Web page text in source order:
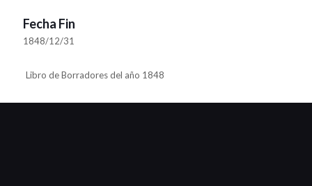
Fecha Fin
1848/12/31
Libro de Borradores del año 1848